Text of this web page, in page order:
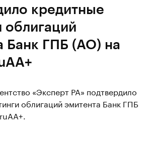
кредитные
облигаций
Банк ГПБ (АО) на
«Эксперт РА» подтвердило
облигаций эмитента Банк ГПБ